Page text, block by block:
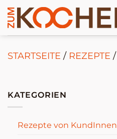
Zum
Inhalt
springen
STARTSEITE / REZEPTE /
KATEGORIEN
Rezepte von KundInnen